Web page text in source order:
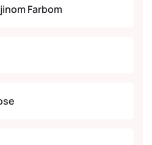
Farbom